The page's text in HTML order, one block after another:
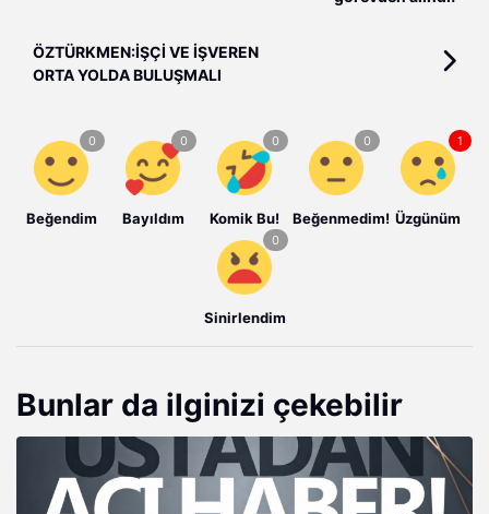
ÖZTÜRKMEN:İŞÇİ VE İŞVEREN
ORTA YOLDA BULUŞMALI
Beğendim Bayıldım Komik Bu! Beğenmedim! Üzgünüm
Sinirlendim
Bunlar da ilginizi çekebilir